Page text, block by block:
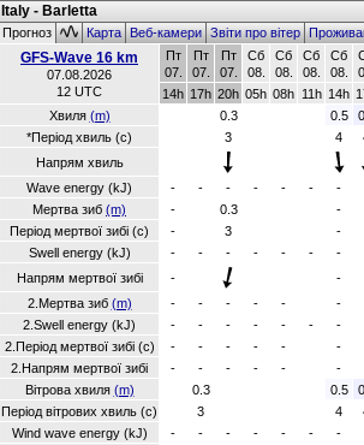
Italy - Barletta
Прогноз КартаВеб-камериЗвіти про вітер
GFS-Wave 16 km
07.08.2026
12 UTC
Пт
07.
Пт
07.
Пт
07.
Сб
08.
Сб
08.
Сб
08.
Сб
08.
14h 17h 20h 05h 08h 11h 14h
Хвиля (m) 0.3 0.5
*Період хвиль (с)
3 4
Напрям хвиль
Wave energy (kJ)
- - - - - -
-
Мертва зиб (m) - 0.3
-
Період мертвої зибі (с)
- 3
-
Swell energy (kJ)
- - - - - -
-
Напрям мертвої зибі
-
-
2.Мертва зиб (m) - - - - -
-
2.Swell energy (kJ)
- - - - - -
-
2.Період мертвої зибі (с)
- - - - -
-
2.Напрям мертвої зибі
- - - - -
-
Вітрова хвиля (m) 0.3 0.5
Період вітрових хвиль (с)
3 4
Wind wave energy (kJ)
- - - - - -
-